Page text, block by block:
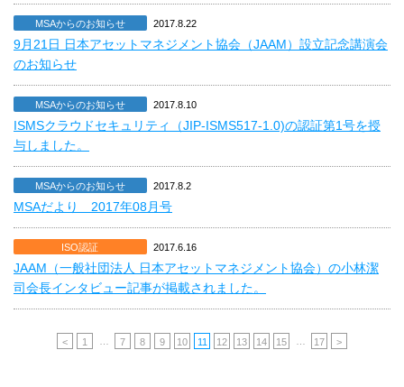
MSAからのお知らせ 2017.8.22
9月21日 日本アセットマネジメント協会（JAAM）設立記念講演会
のお知らせ
MSAからのお知らせ 2017.8.10
ISMSクラウドセキュリティ（JIP-ISMS517-1.0)の認証第1号を授
与しました。
MSAからのお知らせ 2017.8.2
MSAだより 2017年08月号
ISO認証 2017.6.16
JAAM（一般社団法人 日本アセットマネジメント協会）の小林潔
司会長インタビュー記事が掲載されました。
< 1 7 8 9 10 11 12 13 14 15 17 >